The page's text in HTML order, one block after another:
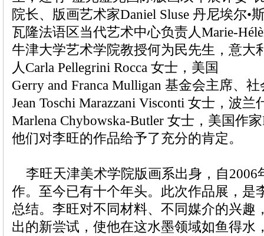
院长、版画艺术家Daniel Sluse 丹尼埃尔•
瓦隆法语区当代艺术中心负责人Marie-
牛津大学艺术学院教授何为民先生，意大
人Carla Pellegrini Rocca 女士，美国
Gerry and Franca Mulligan 基金会主席、
Jean Toschi Marazzani Visconti 女士，波
Marlena Chybowska-Butler 女士，美国作
他们对李旺的作品给予了充分的肯定。
李旺天津美术学院版画系出身，自2006
作。至今已有十个年头。此次作品展，是
总结。李旺对不同材料、不同媒介的兴趣
出的新尝试，使他在这水墨领域如鱼得水